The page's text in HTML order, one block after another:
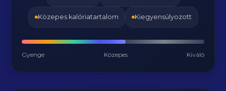
Közepes kalóriatartalom Kiegyensúlyozott
Gyenge Közepes Kiváló